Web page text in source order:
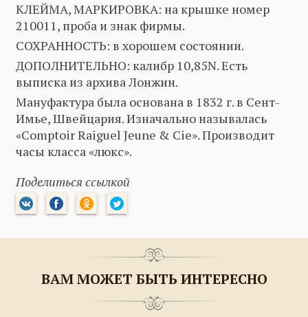
КЛЕЙМА, МАРКИРОВКА: на крышке номер
210011, проба и знак фирмы.
СОХРАННОСТЬ: в хорошем состоянии.
ДОПОЛНИТЕЛЬНО: калибр 10,85N. Есть
выписка из архива Лонжин.
Мануфактура была основана в 1832 г. в Сент-
Имье, Швейцария. Изначально называлась
«Comptoir Raiguel Jeune & Cie». Производит
часы класса «люкс».
Поделиться ссылкой
ВАМ МОЖЕТ БЫТЬ ИНТЕРЕСНО